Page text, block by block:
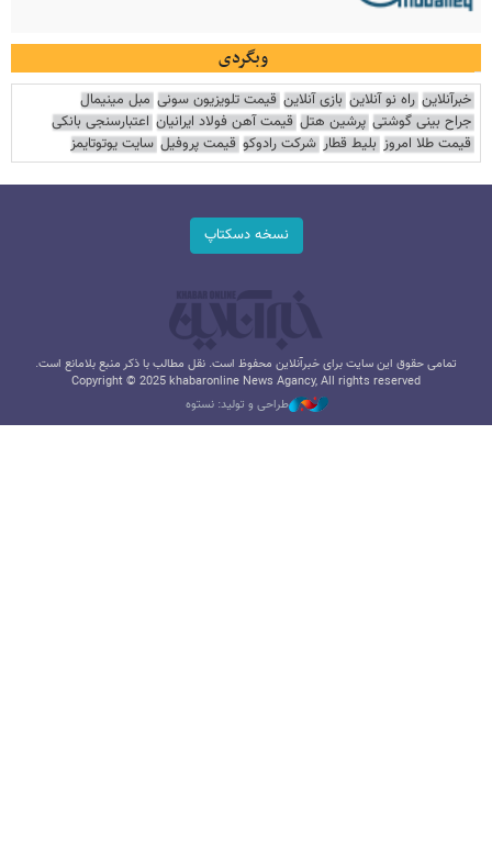
وبگردی
خبرآنلاین راه نو آنلاین بازی آنلاین قیمت تلویزیون سونی مبل مینیمال
جراح بینی گوشتی پرشین هتل قیمت آهن فولاد ایرانیان اعتبارسنجی بانکی
قیمت طلا امروز بلیط قطار شرکت رادوکو قیمت پروفیل سایت یوتوتایمز
نسخه دسکتاپ
تمامی حقوق این سایت برای خبرآنلاین محفوظ است. نقل مطالب با ذکر منبع بلامانع است.
Copyright © 2025 khabaronline News Agancy, All rights reserved
طراحی و تولید: نستوه